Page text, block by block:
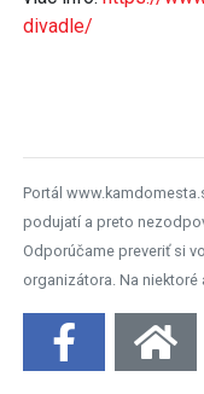
divadle/
Portál
podujatí a preto
Odporúčame preveriť si
organizátora. Na niektoré